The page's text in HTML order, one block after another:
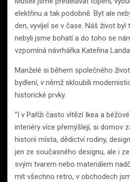
elektřinu a tak podobně. Byt ale
den, vyvíjel se v čase. Náš život byl
nebyli jsme bohatí a do toho se
vzpomíná návrhářka Kateřina
Manželé si během společného
bydlení, v němž skloubili
historické prvky.
“I v Paříži často vítězí Ikea a
interiéry více přemýšlejí, si domov
historii místa, dědictví rodiny,
jen ze současného designu, ale i
svým tvarem nebo materiálem
mít všechno retro, v obchodech